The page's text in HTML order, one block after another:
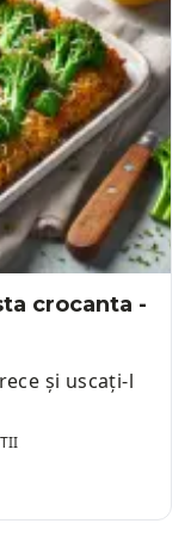
crocanta -
și uscați-l